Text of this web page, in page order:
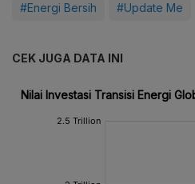
#Energi Bersih #Update Me
CEK JUGA DATA INI